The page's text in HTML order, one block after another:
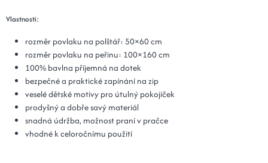
Vlastnosti:
rozměr povlaku na polštář: 50×60 cm
rozměr povlaku na peřinu: 100×160 cm
100% bavlna příjemná na dotek
bezpečné a praktické zapínání na zip
veselé dětské motivy pro útulný pokojíček
prodyšný a dobře savý materiál
snadná údržba, možnost praní v pračce
vhodné k celoročnímu použití